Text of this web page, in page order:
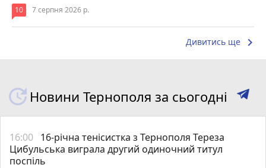
10 7 серпня 2026 р.
Дивитись ще keyboard_arrow_right
Новини Тернополя за сьогодні
16:00 16-річна тенісистка з Тернополя Тереза
Цибульська виграла другий одиночний титул
поспіль